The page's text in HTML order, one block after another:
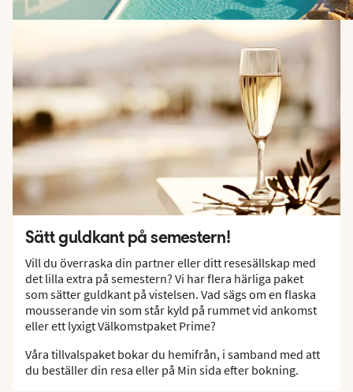
Sätt guldkant på semestern!
Vill du överraska din partner eller ditt resesällskap med
det lilla extra på semestern? Vi har flera härliga paket
som sätter guldkant på vistelsen. Vad sägs om en flaska
mousserande vin som står kyld på rummet vid ankomst
eller ett lyxigt Välkomstpaket Prime?
Våra tillvalspaket bokar du hemifrån, i samband med att
du beställer din resa eller på Min sida efter bokning.